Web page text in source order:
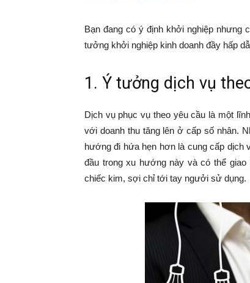
Bạn đang có ý định khởi nghiệp nhưng
tưởng khởi nghiệp kinh doanh đầy hấp
1. Ý tưởng dịch vụ
Dịch vụ phục vụ theo yêu cầu là một
với doanh thu tăng lên ở cấp số nhân.
hướng đi hứa hẹn hơn là cung cấp dịch
đầu trong xu hướng này và có thể
chiếc kim, sợi chỉ tới tay ngưởi sử dụng.